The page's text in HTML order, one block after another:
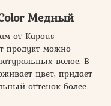
Медный
от Kapous
продукт можно
волос. В
цвет, придает
оттенок более